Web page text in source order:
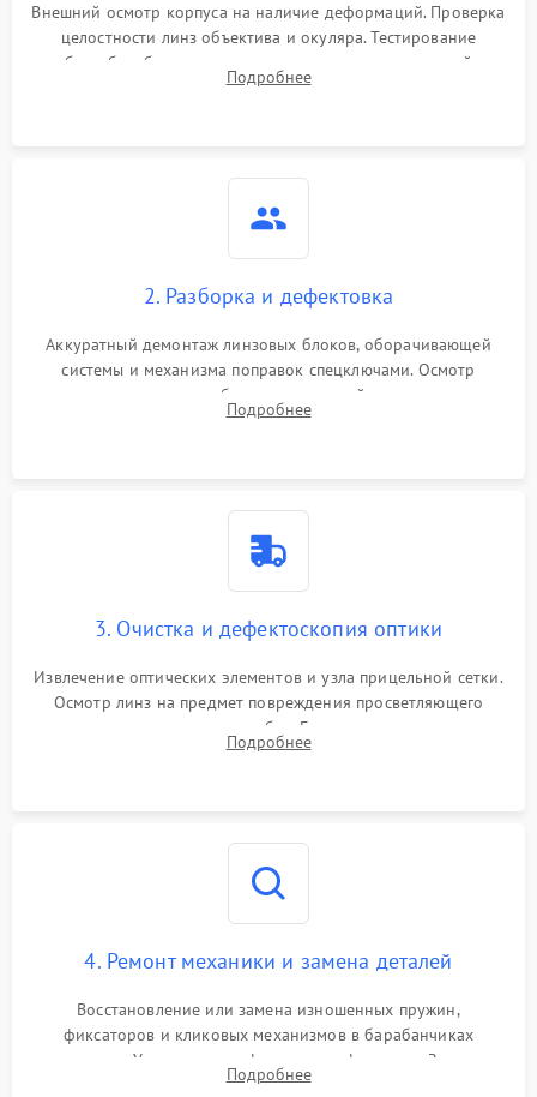
Внешний осмотр корпуса на наличие деформаций. Проверка
целостности линз объектива и окуляра. Тестирование
работы барабанчиков ввода поправок, кольца отстройки
параллакса и зума. Выявление сколов, внутренних
Подробнее
2. Разборка и дефектовка
Аккуратный демонтаж линзовых блоков, оборачивающей
системы и механизма поправок спецключами. Осмотр
внутренних резьбовых соединений, пружин и
уплотнительных колец. Поиск причин люфта, смещения
Подробнее
3. Очистка и дефектоскопия оптики
Извлечение оптических элементов и узла прицельной сетки.
Осмотр линз на предмет повреждения просветляющего
покрытия или появления грибка. Бережная очистка стекол
спецрастворами. Проверка целостности гравированной
Подробнее
4. Ремонт механики и замена деталей
Восстановление или замена изношенных пружин,
фиксаторов и кликовых механизмов в барабанчиках
поправок. Устранение люфтов в трансфокаторе. Замена
поврежденных линз, разбитой сетки или восстановление
Подробнее